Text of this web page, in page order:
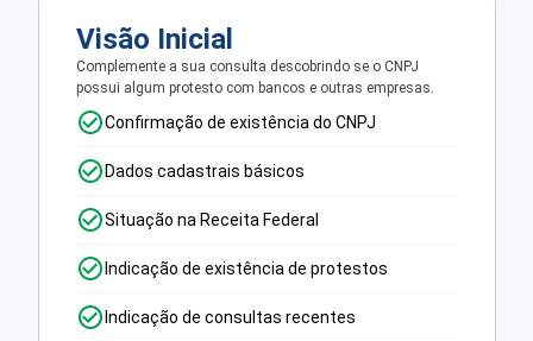
Visão Inicial
Complemente a sua consulta descobrindo se o CNPJ
possui algum protesto com bancos e outras empresas.
Confirmação de existência do CNPJ
Dados cadastrais básicos
Situação na Receita Federal
Indicação de existência de protestos
Indicação de consultas recentes